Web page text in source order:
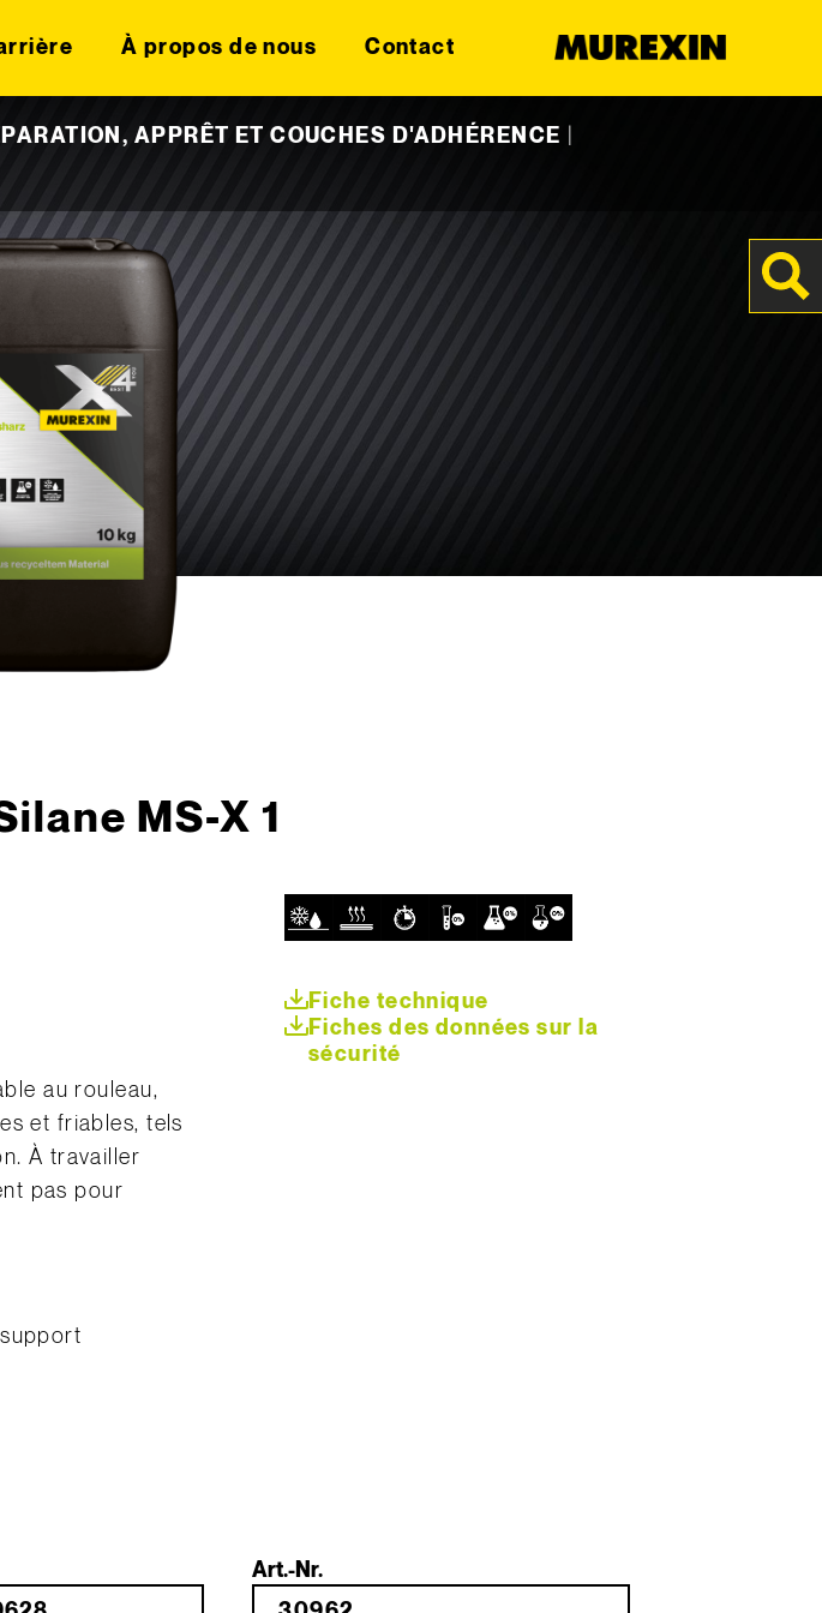
À propos de nous Contact
APPRÊT ET COUCHES D'ADHÉRENCE
MS-X 1
au rouleau,
et friables, tels
À travailler
pas pour
Fiche technique
Fiches des données sur la
sécurité
Art.-Nr.